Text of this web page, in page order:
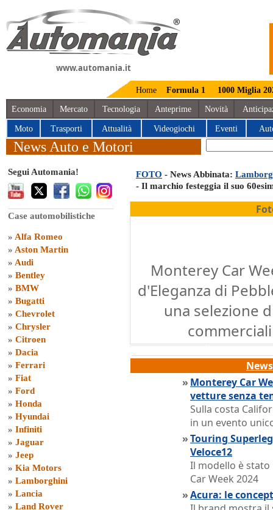
www.automania.it
Home Formula 1 1000 Miglia
Economia Mercato Tecnologia Anteprime Novità
Moto Trasporti Attualità Videogiochi Eventi
News Auto e Motori
Segui Automania!
Case automobilistiche
» Alfa Romeo
» Aston Martin
» Audi
» Bentley
» BMW
» Bugatti
» Chevrolet
» Chrysler
» Citroen
» Dacia
» Ferrari
» Fiat
» Ford
» Honda
» Hyundai
» Infiniti
» Jaguar
» Jeep
» Kia Motors
» Lamborghini
» Lancia
» Land Rover
FOTO - News Abbinata:
- Il marchio festeggia il suo
Monterey Car
d'Eleganza di
una selezione
» Monterey Car
vetture senza
Sulla costa
in un evento
»Touring
Veloce12
Il modello è
Car Week 2024
»Acura: le